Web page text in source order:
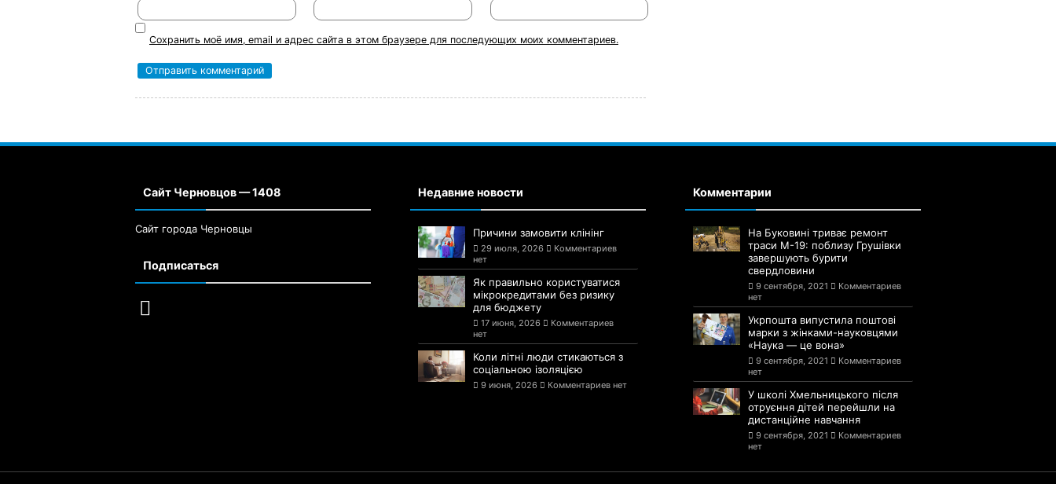
Сохранить моё имя, email и адрес сайта в этом браузере для последующих моих комментариев.
Сайт Черновцов — 1408
Сайт города Черновцы
Подписаться
Недавние новости
Причини замовити клінінг
29 июля, 2026
Комментариев
нет
Як правильно користуватися
мікрокредитами без ризику
для бюджету
17 июня, 2026
Комментариев
нет
Коли літні люди стикаються з
соціальною ізоляцією
9 июня, 2026 Комментариев нет
Комментарии
На Буковині триває ремонт
траси М-19: поблизу Грушівки
завершують бурити
свердловини
9 сентября, 2021
Комментариев
нет
Укрпошта випустила поштові
марки з жінками-науковцями
«Наука — це вона»
9 сентября, 2021
Комментариев
нет
У школі Хмельницького після
отруєння дітей перейшли на
дистанційне навчання
9 сентября, 2021
Комментариев
нет